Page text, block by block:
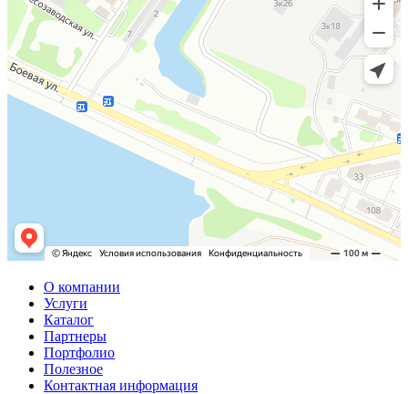
О компании
Услуги
Каталог
Партнеры
Портфолио
Полезное
Контактная информация